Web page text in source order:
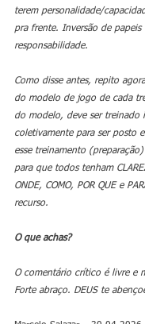
terem personalidade/
pra frente. Inversão de papeis
responsabilidade.
Como disse antes, repito
do modelo de jogo de cada
do modelo, deve ser treinado
coletivamente para ser posto
esse treinamento
para que todos tenham
ONDE, COMO, POR QUE e
recurso.
O que achas?
O comentário crítico é livre e
Forte abraço. DEUS te
Marcelo Salazar – 30.04.2026